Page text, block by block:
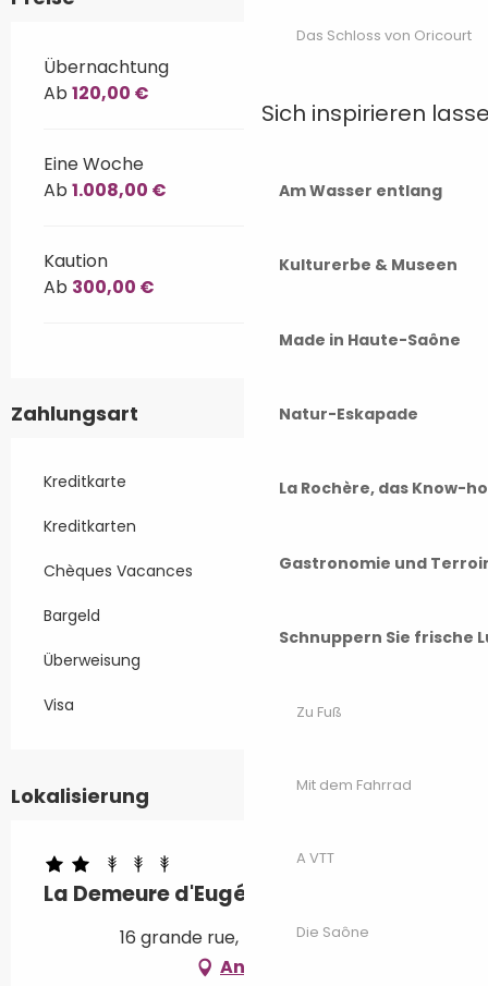
Das Schloss von Oricourt
Sich inspirieren
Am Wasser entlang
Kulturerbe & Museen
Made in Haute-Saône
Natur-Eskapade
La Rochère, das Know-
Gastronomie und
Schnuppern Sie frische
Zu Fuß
Mit dem Fahrrad
A VTT
Die Saône
Übernachtung
Ab 120,00 €
Eine Woche
Ab 1.008,00 €
Kaution
Ab 300,00 €
Zahlungsart
Kreditkarte
Kreditkarten
Chèques Vacances
Bargeld
Überweisung
Visa
Lokalisierung
La Demeure d'Eugénie
16 grande rue, 70160 Mersuay
Anfahrt